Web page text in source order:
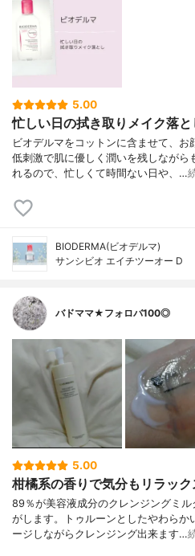
5.00
忙しい日の拭き取りメイク落
ビオデルマをコットンに含ませて、お
低刺激で肌に優しく潤いを残しながら
れるので、忙しくて時間ない日や、…
BIODERMA(ビオデルマ)
サンシビオ エイチツーオー D
バドママ★フォロバ100◎
5.00
柑橘系の香りで気分もリラック
89％が美容液成分のクレンジングミ
がします。トゥルーンとしたやわらか
ージしながらクレンジング出来ます…